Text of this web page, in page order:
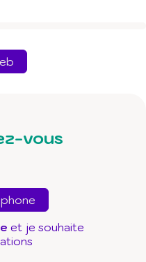
vous
et je souhaite